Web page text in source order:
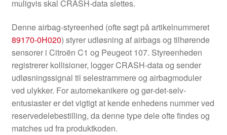
muligvis skal CRASH-data slettes.
Denne airbag-styreenhed (ofte søgt på artikelnummeret
89170-0H020) styrer udløsning af airbags og tilhørende
sensorer i Citroën C1 og Peugeot 107. Styreenheden
registrerer kollisioner, logger CRASH-data og sender
udløsningssignal til selestrammere og airbagmoduler
ved ulykker. For automekanikere og gør-det-selv-
entusiaster er det vigtigt at kende enhedens nummer ved
reservedelebestilling, da denne type dele ofte findes og
matches ud fra produktkoden.